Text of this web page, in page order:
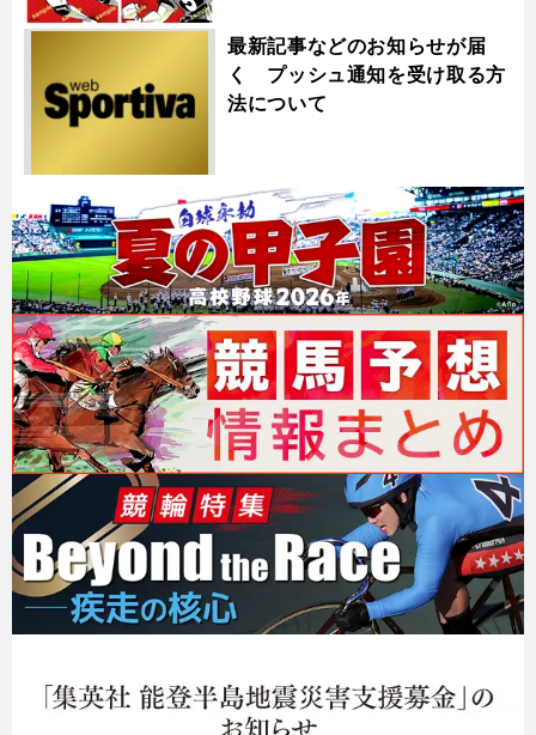
最新記事などのお知らせが届
く プッシュ通知を受け取る方
法について